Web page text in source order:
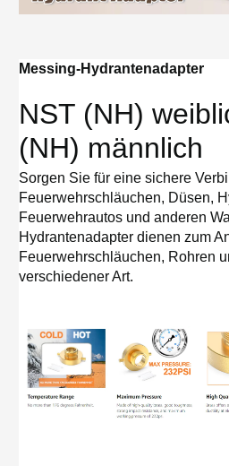
Messing-Hydrantenadapter
NST (NH)
(NH) männlich
Sorgen Sie für eine sichere
Feuerwehrschläuchen, Düsen,
Feuerwehrautos und anderen
Hydrantenadapter dienen zum
Feuerwehrschläuchen, Rohren
verschiedener Art.